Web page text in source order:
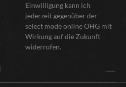
Einwilligung kann ich
jederzeit gegenüber der
select mode online OHG mit
Wirkung auf die Zukunft
widerrufen.